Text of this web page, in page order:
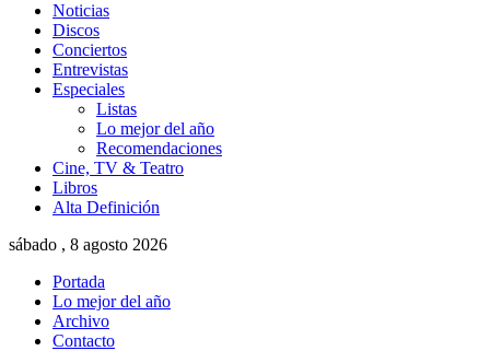
Noticias
Discos
Conciertos
Entrevistas
Especiales
Listas
Lo mejor del año
Recomendaciones
Cine, TV & Teatro
Libros
Alta Definición
sábado , 8 agosto 2026
Portada
Lo mejor del año
Archivo
Contacto